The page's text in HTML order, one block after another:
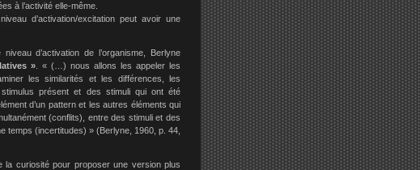
à l’activité elle-même.
d’activation/excitation peut avoir une
d’activation de l’organisme, Berlyne
». « (…) nous allons les appeler les
les similarités et les différences, les
présent et des stimuli qui ont été
d’un pattern et les autres éléments qui
(conflits), entre des stimuli et des
(incertitudes) » (Berlyne, 1960, p. 44,
la curiosité pour proposer une version plus